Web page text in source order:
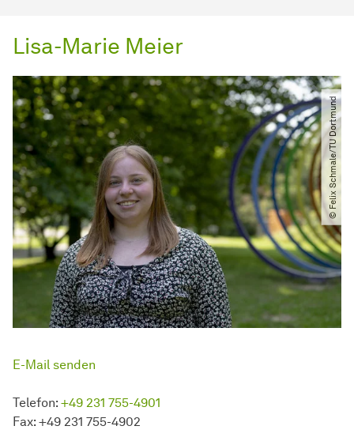
Lisa-Marie Meier
© Felix Schmale​/​TU Dortmund
E-Mail senden
Telefon: +49 231 755-4901
Fax: +49 231 755-4902